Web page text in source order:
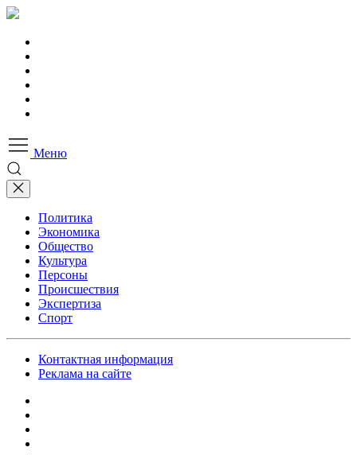
Меню
Политика
Экономика
Общество
Культура
Персоны
Происшествия
Экспертиза
Спорт
Контактная информация
Реклама на сайте